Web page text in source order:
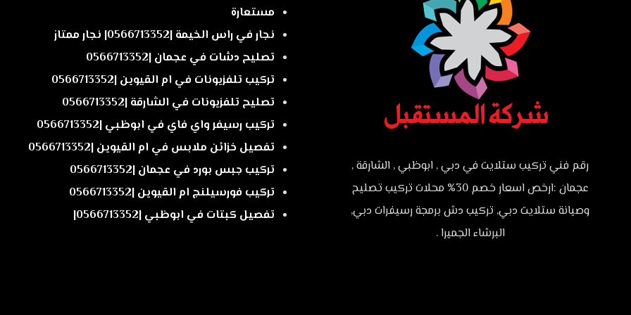
رقم فني تركيب ستلايت في دبي , ابوظبي , الشارقة ,
عجمان :ارخص اسعار خصم 30% محلات تركيب تصليح
وصيانة ستلايت دبي, تركيب دش برمجة رسيفرات دبي,
البرشاء الجميرا .
مستعارة
نجار في راس الخيمة |0566713352| نجار ممتاز
تصليح دشات في عجمان |0566713352
تركيب تلفزيونات في ام القيوين |0566713352
تصليح تلفزيونات في الشارقة |0566713352
تركيب رسيفر واي فاي في ابوظبي |0566713352
تفصيل خزائن ملابس في ام القيوين |0566713352
تركيب جبس بورد في عجمان |0566713352
تركيب فورسيلنج ام القيوين |0566713352
تفصيل كبتات في ابوظبي |0566713352|